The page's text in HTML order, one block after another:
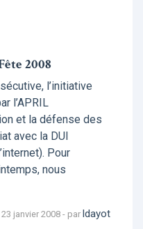
2008
l’initiative
l’APRIL
et la défense des
avec la DUI
Pour
nous
janvier 2008 - par ldayot